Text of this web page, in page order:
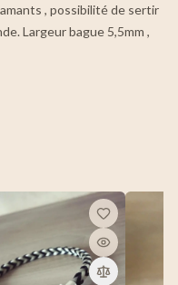
, possibilité de sertir
Largeur bague 5,5mm ,